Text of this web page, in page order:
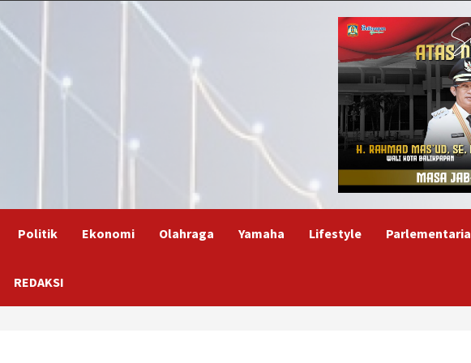
Politik Ekonomi Olahraga Yamaha Lifestyle Parlementaria
REDAKSI